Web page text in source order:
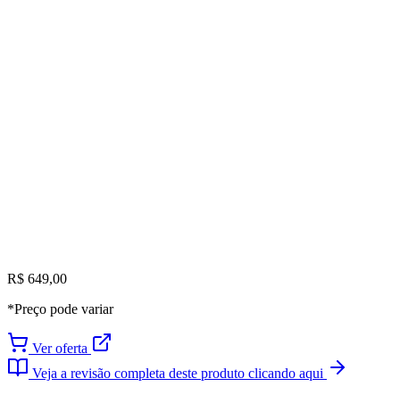
R$ 649,00
*Preço pode variar
Ver oferta
Veja a revisão completa deste produto clicando aqui